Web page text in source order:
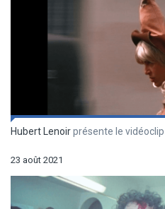
Hubert Lenoirprésente le
23 août 2021